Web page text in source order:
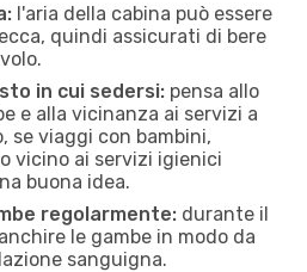
l'aria della cabina può essere
quindi assicurati di bere
in cui sedersi: pensa allo
e alla vicinanza ai servizi a
se viaggi con bambini,
vicino ai servizi igienici
buona idea.
regolarmente: durante il
le gambe in modo da
sanguigna.